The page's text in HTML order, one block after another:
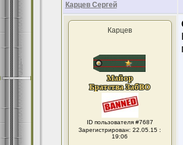
Карцев Сергей
Карцев
ID пользователя #7687
Зарегистрирован: 22.05.15 :
19:06